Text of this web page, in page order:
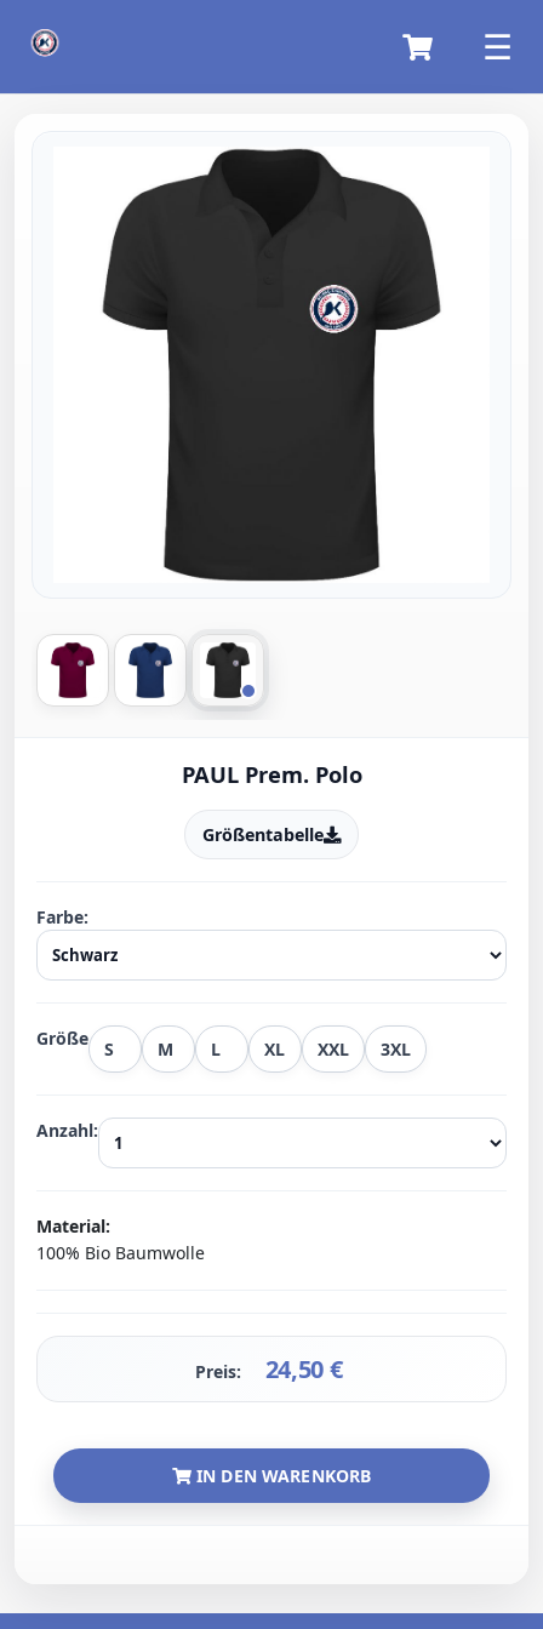
PAUL Prem. Polo
Größentabelle
Farbe:
Größe S M L XL XXL 3XL
Anzahl:
Material:
100% Bio Baumwolle
Preis: 24,50€
IN DEN WARENKORB